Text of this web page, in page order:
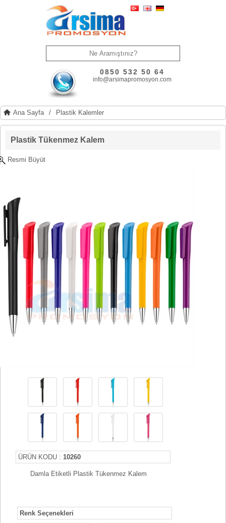
0850 532 50 64
info@arsimapromosyon.com
Ana Sayfa / Plastik Kalemler
Plastik Tükenmez Kalem
Resmi Büyüt
ÜRÜN KODU : 10260
Damla Etiketli Plastik Tükenmez Kalem
Renk Seçenekleri